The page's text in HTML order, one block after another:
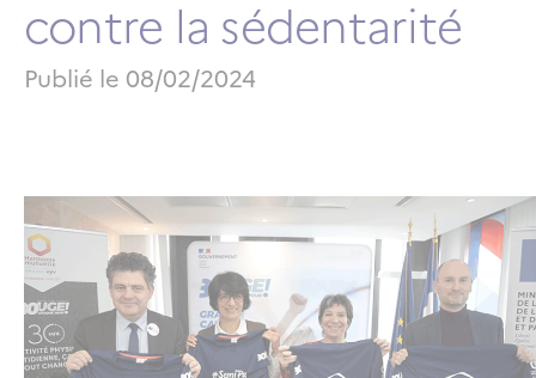
contre la sédentarité
Publié le 08/02/2024